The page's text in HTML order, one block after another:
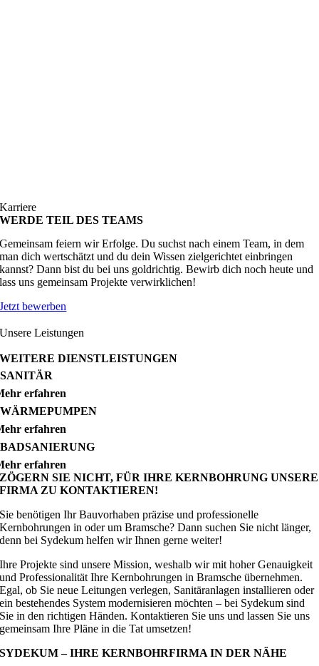
Karriere
WERDE TEIL DES TEAMS
Gemeinsam feiern wir Erfolge. Du suchst nach einem Team, in dem
man dich wertschätzt und du dein Wissen zielgerichtet einbringen
kannst? Dann bist du bei uns goldrichtig. Bewirb dich noch heute und
lass uns gemeinsam Projekte verwirklichen!
Jetzt bewerben
Unsere Leistungen
WEITERE DIENSTLEISTUNGEN
SANITÄR
erfahren
WÄRMEPUMPEN
erfahren
BADSANIERUNG
erfahren
ZÖGERN SIE NICHT, FÜR IHRE KERNBOHRUNG UNSERE
FIRMA ZU KONTAKTIEREN!
Sie benötigen Ihr Bauvorhaben präzise und professionelle
Kernbohrungen in oder um Bramsche? Dann suchen Sie nicht länger,
denn bei Sydekum helfen wir Ihnen gerne weiter!
Ihre Projekte sind unsere Mission, weshalb wir mit hoher Genauigkeit
und Professionalität Ihre Kernbohrungen in Bramsche übernehmen.
Egal, ob Sie neue Leitungen verlegen, Sanitäranlagen installieren oder
ein bestehendes System modernisieren möchten – bei Sydekum sind
Sie in den richtigen Händen. Kontaktieren Sie uns und lassen Sie uns
gemeinsam Ihre Pläne in die Tat umsetzen!
SYDEKUM – IHRE KERNBOHRFIRMA IN DER NÄHE